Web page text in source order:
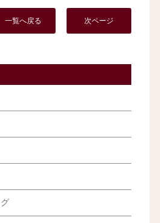
一覧へ戻る 次ページ